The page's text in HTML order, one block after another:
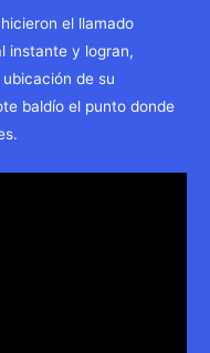
el llamado
instante y logran,
de su
baldío el punto donde